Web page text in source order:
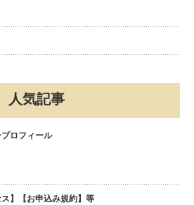
人気記事
ロフィール
ス】【お申込み規約】等